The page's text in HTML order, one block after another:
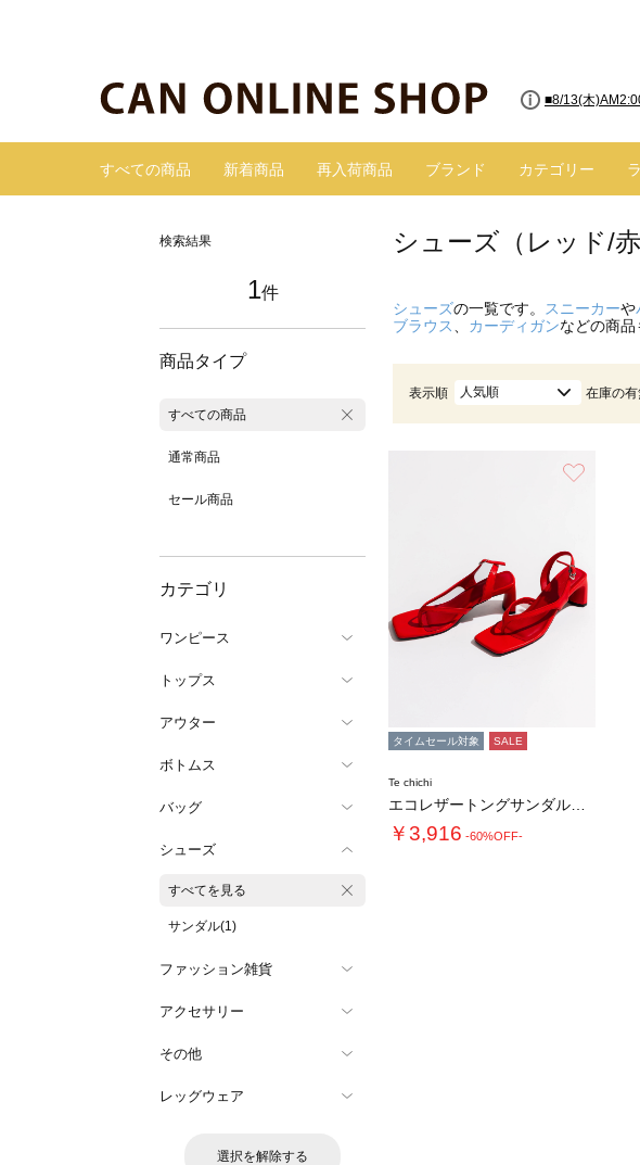
■8/13(木
すべての商品 新着商品 再入荷商品 ブランド カテゴリー
検索結果
1件
商品タイプ
すべての商品
通常商品
セール商品
カテゴリ
ワンピース
トップス
アウター
ボトムス
バッグ
シューズ
すべてを見る
サンダル(1)
ファッション雑貨
アクセサリー
その他
レッグウェア
選択を解除する
シューズ（レッド/赤
シューズの一覧です。 スニーカーや
ブラウス
カーディガンなどの商品
表示順 人気順 在庫の
タイムセール対象 SALE
Te chichi
￥3,916 -60%OFF-